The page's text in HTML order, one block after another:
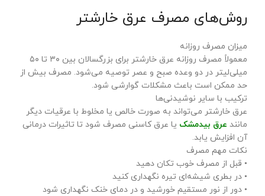
روش‌های مصرف عرق خارشتر
میزان مصرف روزانه
معمولاً مصرف روزانه عرق خارشتر برای بزرگسالان بین ۳۰ تا ۵۰
میلی‌لیتر در دو وعده صبح و عصر توصیه می‌شود. مصرف بیش از
حد ممکن است باعث مشکلات گوارشی شود.
ترکیب با سایر نوشیدنی‌ها
عرق خارشتر می‌تواند به صورت خالص یا مخلوط با عرقیات دیگر
مانند عرق بیدمشک یا عرق کاسنی مصرف شود تا تاثیرات درمانی
آن افزایش یابد.
نکات مهم مصرف
• قبل از مصرف خوب تکان دهید
• در بطری شیشه‌ای تیره نگهداری کنید
• دور از نور مستقیم خورشید و در دمای خنک نگهداری شود